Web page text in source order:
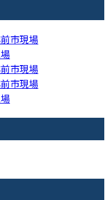
市現場
市現場
市現場